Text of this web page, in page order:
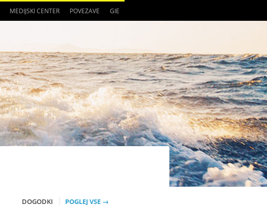
MEDIJSKI CENTER POVEZAVE GIE
DOGODKI POGLEJ VSE →